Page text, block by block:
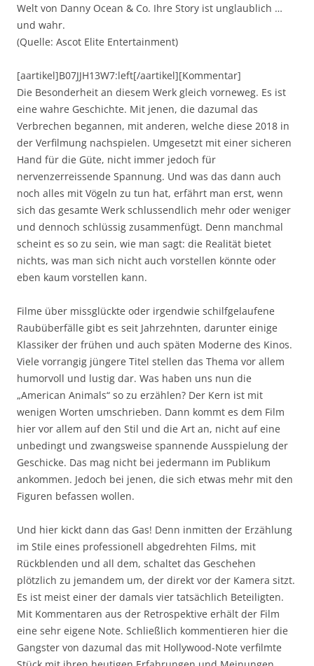
Welt von Danny Ocean & Co. Ihre Story ist unglaublich …
und wahr.
(Quelle: Ascot Elite Entertainment)
[aartikel]B07JJH13W7:left[/aartikel][Kommentar]
Die Besonderheit an diesem Werk gleich vorneweg. Es ist
eine wahre Geschichte. Mit jenen, die dazumal das
Verbrechen begannen, mit anderen, welche diese 2018 in
der Verfilmung nachspielen. Umgesetzt mit einer sicheren
Hand für die Güte, nicht immer jedoch für
nervenzerreissende Spannung. Und was das dann auch
noch alles mit Vögeln zu tun hat, erfährt man erst, wenn
sich das gesamte Werk schlussendlich mehr oder weniger
und dennoch schlüssig zusammenfügt. Denn manchmal
scheint es so zu sein, wie man sagt: die Realität bietet
nichts, was man sich nicht auch vorstellen könnte oder
eben kaum vorstellen kann.
Filme über missglückte oder irgendwie schilfgelaufene
Raubüberfälle gibt es seit Jahrzehnten, darunter einige
Klassiker der frühen und auch späten Moderne des Kinos.
Viele vorrangig jüngere Titel stellen das Thema vor allem
humorvoll und lustig dar. Was haben uns nun die
„American Animals“ so zu erzählen? Der Kern ist mit
wenigen Worten umschrieben. Dann kommt es dem Film
hier vor allem auf den Stil und die Art an, nicht auf eine
unbedingt und zwangsweise spannende Ausspielung der
Geschicke. Das mag nicht bei jedermann im Publikum
ankommen. Jedoch bei jenen, die sich etwas mehr mit den
Figuren befassen wollen.
Und hier kickt dann das Gas! Denn inmitten der Erzählung
im Stile eines professionell abgedrehten Films, mit
Rückblenden und all dem, schaltet das Geschehen
plötzlich zu jemandem um, der direkt vor der Kamera sitzt.
Es ist meist einer der damals vier tatsächlich Beteiligten.
Mit Kommentaren aus der Retrospektive erhält der Film
eine sehr eigene Note. Schließlich kommentieren hier die
Gangster von dazumal das mit Hollywood-Note verfilmte